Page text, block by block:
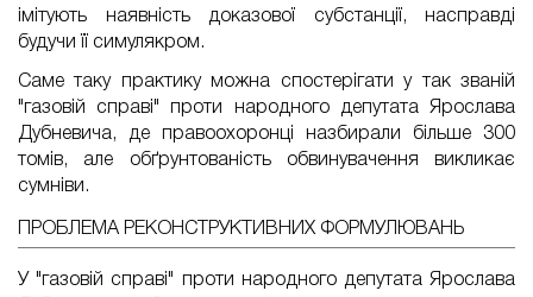
імітують наявність доказової субстанції, насправді
будучи її симулякром.
Саме таку практику можна спостерігати у так званій
"газовій справі" проти народного депутата Ярослава
Дубневича, де правоохоронці назбирали більше 300
томів, але обґрунтованість обвинувачення викликає
сумніви.
ПРОБЛЕМА РЕКОНСТРУКТИВНИХ ФОРМУЛЮВАНЬ
У "газовій справі" проти народного депутата Ярослава